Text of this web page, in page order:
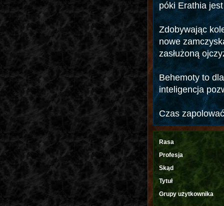
póki Erathia
Zdobywając
nowe
zasłużoną
Behemoty to
inteligencja
Czas
Rasa
Profesja
Skąd
Tytuł
Grupy użytkownika